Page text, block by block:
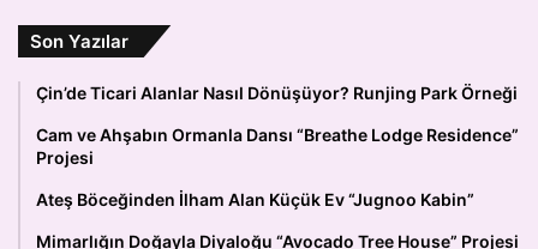
Son Yazılar
Çin’de Ticari Alanlar Nasıl Dönüşüyor? Runjing Park Örneği
Cam ve Ahşabın Ormanla Dansı “Breathe Lodge Residence”
Projesi
Ateş Böceğinden İlham Alan Küçük Ev “Jugnoo Kabin”
Mimarlığın Doğayla Diyaloğu “Avocado Tree House” Projesi